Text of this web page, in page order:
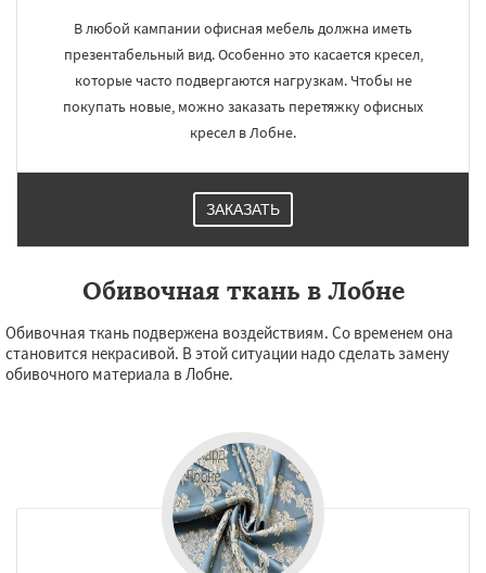
В любой кампании офисная мебель должна иметь
презентабельный вид. Особенно это касается кресел,
которые часто подвергаются нагрузкам. Чтобы не
покупать новые, можно заказать перетяжку офисных
кресел в Лобне.
ЗАКАЗАТЬ
Обивочная ткань в Лобне
Обивочная ткань подвержена воздействиям. Со временем она
становится некрасивой. В этой ситуации надо сделать замену
обивочного материала в Лобне.